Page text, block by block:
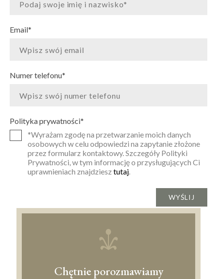
Email*
Numer telefonu*
Polityka prywatności*
*Wyrażam zgodę na przetwarzanie moich danych
osobowych w celu odpowiedzi na zapytanie złożone
przez formularz kontaktowy. Szczegóły Polityki
Prywatności, w tym informację o przysługujących Ci
uprawnieniach znajdziesz tutaj.
Chętnie porozmawiamy